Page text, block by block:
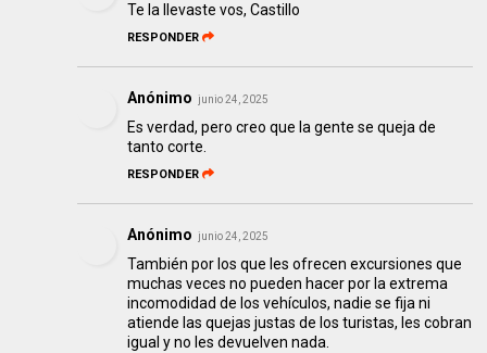
Te la llevaste vos, Castillo
RESPONDER
Anónimo junio 24, 2025
Es verdad, pero creo que la gente se queja de
tanto corte.
RESPONDER
Anónimo junio 24, 2025
También por los que les ofrecen excursiones que
muchas veces no pueden hacer por la extrema
incomodidad de los vehículos, nadie se fija ni
atiende las quejas justas de los turistas, les cobran
igual y no les devuelven nada.